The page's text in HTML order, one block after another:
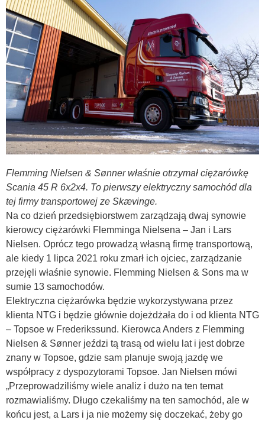
Flemming Nielsen & Sønner właśnie otrzymał ciężarówkę
Scania 45 R 6x2x4. To pierwszy elektryczny samochód dla
tej firmy transportowej ze Skævinge.
Na co dzień przedsiębiorstwem zarządzają dwaj synowie
kierowcy ciężarówki Flemminga Nielsena – Jan i Lars
Nielsen. Oprócz tego prowadzą własną firmę transportową,
ale kiedy 1 lipca 2021 roku zmarł ich ojciec, zarządzanie
przejęli właśnie synowie. Flemming Nielsen & Sons ma w
sumie 13 samochodów.
Elektryczna ciężarówka będzie wykorzystywana przez
klienta NTG i będzie głównie dojeżdżała do i od klienta NTG
– Topsoe w Frederikssund. Kierowca Anders z Flemming
Nielsen & Sønner jeździ tą trasą od wielu lat i jest dobrze
znany w Topsoe, gdzie sam planuje swoją jazdę we
współpracy z dyspozytorami Topsoe. Jan Nielsen mówi
„Przeprowadziliśmy wiele analiz i dużo na ten temat
rozmawialiśmy. Długo czekaliśmy na ten samochód, ale w
końcu jest, a Lars i ja nie możemy się doczekać, żeby go